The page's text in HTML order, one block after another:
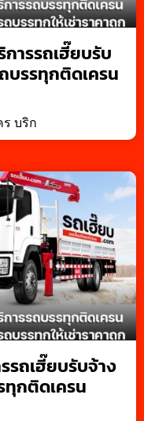
ารรถเฮี๊ยบรับ
ถบรรทุกติดเครน
ร บริก
รถเฮี๊ยบรับจ้าง
ทุกติดเครน